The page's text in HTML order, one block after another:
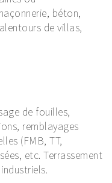
béton,
de villas,
de fouilles,
remblayages
(FMB, TT,
etc. Terrassement